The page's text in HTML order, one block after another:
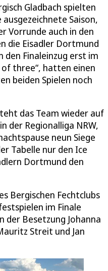
Gladbach spielten
Saison,
Vorrunde auch in den
die Eisadler Dortmund
den Finaleinzug erst im
three“, hatten einen
beiden Spielen noch
das Team wieder auf
der Regionalliga NRW,
neun Siege
Tabelle nur den Ice
Dortmund den
Bergischen Fechtclubs
im Finale
der Besetzung Johanna
Streit und Jan